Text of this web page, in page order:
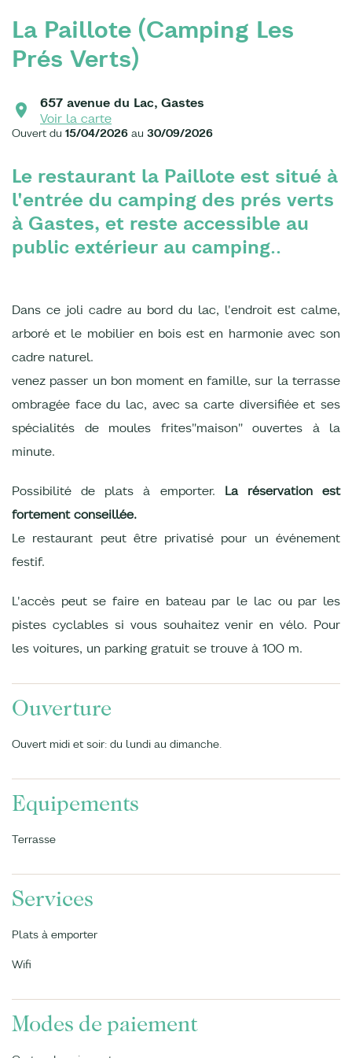
La Paillote (Camping Les
Prés Verts)
657 avenue du Lac, Gastes
Voir la carte
Ouvert du 15/04/2026 au 30/09/2026
Le restaurant la Paillote est situé à
l'entrée du camping des prés verts
à Gastes, et reste accessible au
public extérieur au camping..
Dans ce joli cadre au bord du lac, l'endroit est calme,
arboré et le mobilier en bois est en harmonie avec son
cadre naturel.
venez passer un bon moment en famille, sur la terrasse
ombragée face du lac, avec sa carte diversifiée et ses
spécialités de moules frites"maison" ouvertes à la
minute.
Possibilité de plats à emporter. La réservation est
fortement conseillée.
Le restaurant peut être privatisé pour un événement
festif.
L'accès peut se faire en bateau par le lac ou par les
pistes cyclables si vous souhaitez venir en vélo. Pour
les voitures, un parking gratuit se trouve à 100 m.
Ouverture
Ouvert midi et soir: du lundi au dimanche.
Equipements
Terrasse
Services
Plats à emporter
Wifi
Modes de paiement